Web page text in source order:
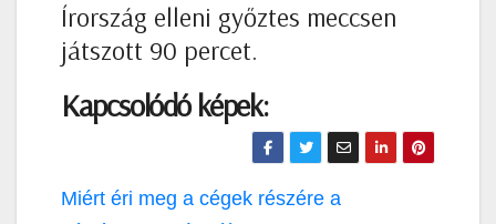
Írország elleni győztes meccsen
játszott 90 percet.
Kapcsolódó képek:
Bejegyzés
Miért éri meg a cégek részére a